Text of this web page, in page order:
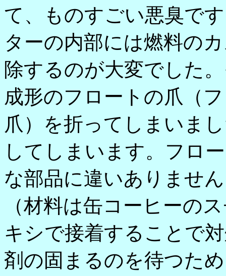
て、ものすごい悪臭で
ターの内部には燃料の
除するのが大変でした
成形のフロートの爪（
爪）を折ってしまいま
してしまいます。フロ
な部品に違いありませ
（材料は缶コーヒーの
キシで接着することで
剤の固まるのを待つた